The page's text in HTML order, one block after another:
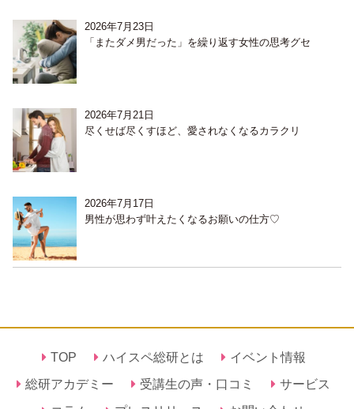
2026年7月23日
「またダメ男だった」を繰り返す女性の思考グセ
2026年7月21日
尽くせば尽くすほど、愛されなくなるカラクリ
2026年7月17日
男性が思わず叶えたくなるお願いの仕方♡
TOP ハイスペ総研とは
イベント情報
総研アカデミー
受講生の声・口コミ
サービス